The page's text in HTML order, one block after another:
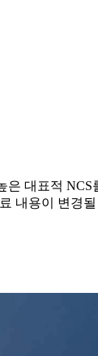
대표적
내용이 변경